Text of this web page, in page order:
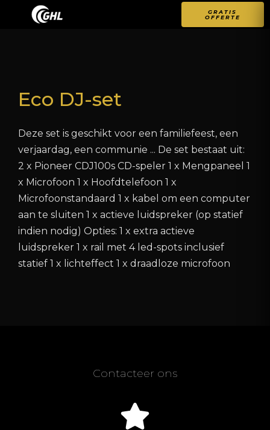
GRATIS
OFFERTE
Eco DJ-set
Deze set is geschikt voor een familiefeest, een
verjaardag, een communie ... De set bestaat uit:
2 x Pioneer CDJ100s CD-speler 1 x Mengpaneel 1
x Microfoon 1 x Hoofdtelefoon 1 x
Microfoonstandaard 1 x kabel om een computer
aan te sluiten 1 x actieve luidspreker (op statief
indien nodig) Opties: 1 x extra actieve
luidspreker 1 x rail met 4 led-spots inclusief
statief 1 x lichteffect 1 x draadloze microfoon
Contacteer ons